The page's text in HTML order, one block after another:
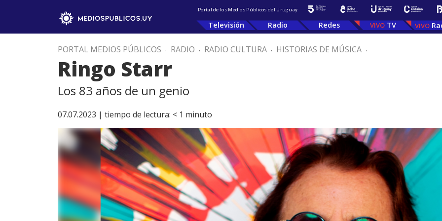
Portal de los Medios Públicos del Uruguay
Televisión Radio Redes TV
PORTAL MEDIOS PÚBLICOS . RADIO . RADIO CULTURA . HISTORIAS DE MÚSICA .
Ringo Starr
Los 83 años de un genio
07.07.2023 | tiempo de lectura: < 1 minuto